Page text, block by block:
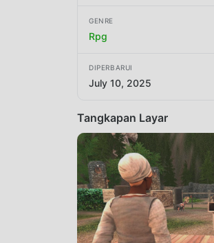
GENRE
Rpg
DIPERBARUI
July 10, 2025
Tangkapan Layar